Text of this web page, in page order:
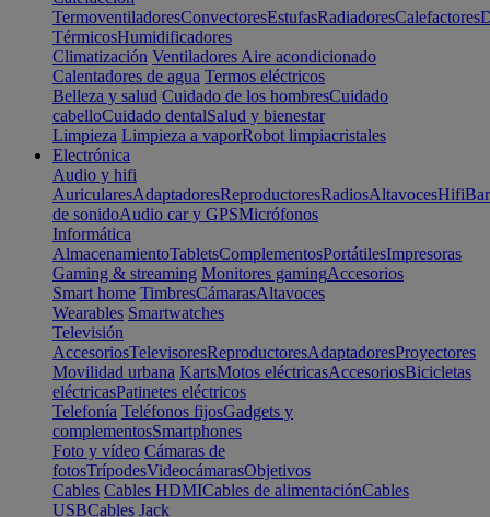
TermoventiladoresConvectoresEstufasRadiadoresCalefactores
TérmicosHumidificadores
Climatización Ventiladores Aire acondicionado
Calentadores de agua Termos eléctricos
Belleza y salud Cuidado de los hombresCuidado
cabelloCuidado dentalSalud y bienestar
Limpieza Limpieza a vaporRobot limpiacristales
Electrónica
Audio y hifi
AuricularesAdaptadoresReproductoresRadiosAltavocesHifi
de sonidoAudio car y GPSMicrófonos
Informática
AlmacenamientoTabletsComplementosPortátilesImpresoras
Gaming & streaming Monitores gamingAccesorios
Smart home TimbresCámarasAltavoces
Wearables Smartwatches
Televisión
AccesoriosTelevisoresReproductoresAdaptadoresProyectores
Movilidad urbana KartsMotos eléctricasAccesoriosBicicletas
eléctricasPatinetes eléctricos
Telefonía Teléfonos fijosGadgets y
complementosSmartphones
Foto y vídeo Cámaras de
fotosTrípodesVideocámarasObjetivos
Cables Cables HDMICables de alimentaciónCables
USBCables Jack